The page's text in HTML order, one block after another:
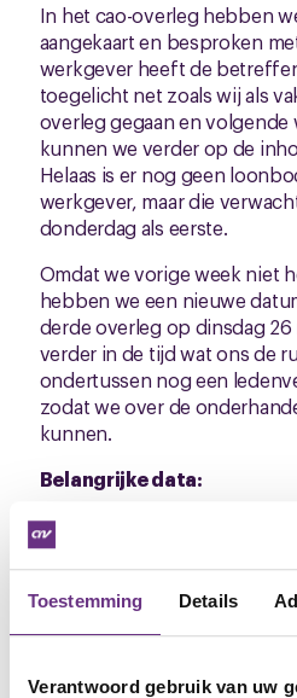
Toestemming Details
Verantwoord gebruik van uw
In het cao-overleg hebben
aangekaart en besproken
werkgever heeft de
toegelicht net zoals wij als
overleg gegaan en
kunnen we verder op de
Helaas is er nog geen
werkgever, maar die
donderdag als eerste.
Omdat we vorige week niet
hebben we een nieuwe
derde overleg op dinsdag 26
verder in de tijd wat ons de
ondertussen nog een
zodat we over de
kunnen.
Belangrijke data:
2e
onderhandelingen:
Ledenvergaderingen: volgt
3 onderhandelingen: